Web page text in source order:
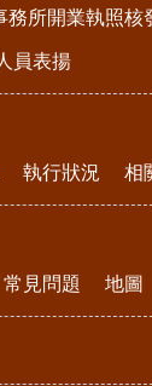
所開業執照核
員表揚
執行狀況 相
常見問題 地圖